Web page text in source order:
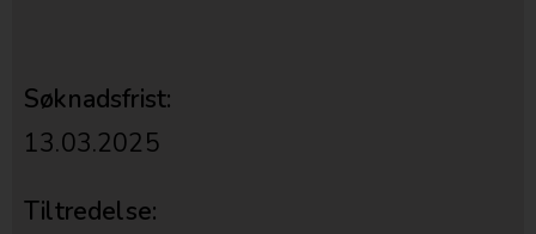
Søknadsfrist:
13.03.2025
Tiltredelse: